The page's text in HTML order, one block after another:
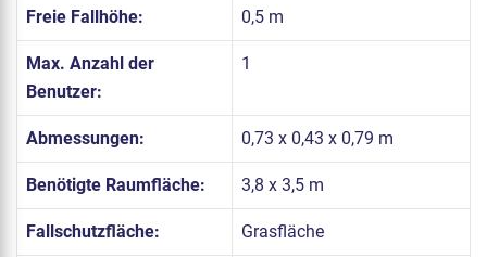
Freie Fallhöhe: 0,5 m
Max. Anzahl der
Benutzer:
1
Abmessungen: 0,73 x 0,43 x 0,79 m
Benötigte Raumfläche: 3,8 x 3,5 m
Fallschutzfläche: Grasfläche